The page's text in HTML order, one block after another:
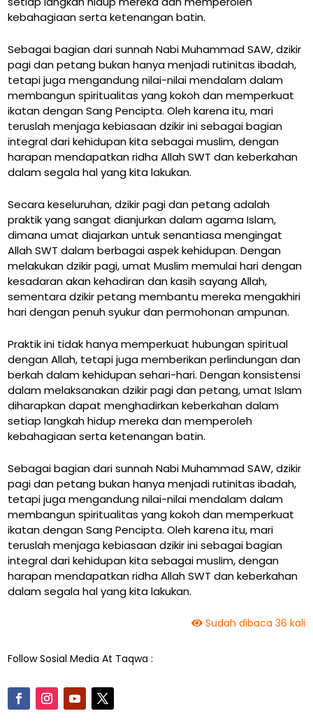
kebahagiaan serta ketenangan batin.
Sebagai bagian dari sunnah Nabi Muhammad SAW, dzikir
pagi dan petang bukan hanya menjadi rutinitas ibadah,
tetapi juga mengandung nilai-nilai mendalam dalam
membangun spiritualitas yang kokoh dan memperkuat
ikatan dengan Sang Pencipta. Oleh karena itu, mari
teruslah menjaga kebiasaan dzikir ini sebagai bagian
integral dari kehidupan kita sebagai muslim, dengan
harapan mendapatkan ridha Allah SWT dan keberkahan
dalam segala hal yang kita lakukan.
Secara keseluruhan, dzikir pagi dan petang adalah
praktik yang sangat dianjurkan dalam agama Islam,
dimana umat diajarkan untuk senantiasa mengingat
Allah SWT dalam berbagai aspek kehidupan. Dengan
melakukan dzikir pagi, umat Muslim memulai hari dengan
kesadaran akan kehadiran dan kasih sayang Allah,
sementara dzikir petang membantu mereka mengakhiri
hari dengan penuh syukur dan permohonan ampunan.
Praktik ini tidak hanya memperkuat hubungan spiritual
dengan Allah, tetapi juga memberikan perlindungan dan
berkah dalam kehidupan sehari-hari. Dengan konsistensi
dalam melaksanakan dzikir pagi dan petang, umat Islam
diharapkan dapat menghadirkan keberkahan dalam
setiap langkah hidup mereka dan memperoleh
kebahagiaan serta ketenangan batin.
Sebagai bagian dari sunnah Nabi Muhammad SAW, dzikir
pagi dan petang bukan hanya menjadi rutinitas ibadah,
tetapi juga mengandung nilai-nilai mendalam dalam
membangun spiritualitas yang kokoh dan memperkuat
ikatan dengan Sang Pencipta. Oleh karena itu, mari
teruslah menjaga kebiasaan dzikir ini sebagai bagian
integral dari kehidupan kita sebagai muslim, dengan
harapan mendapatkan ridha Allah SWT dan keberkahan
dalam segala hal yang kita lakukan.
Sudah dibaca 36 kali
Follow Sosial Media At Taqwa :